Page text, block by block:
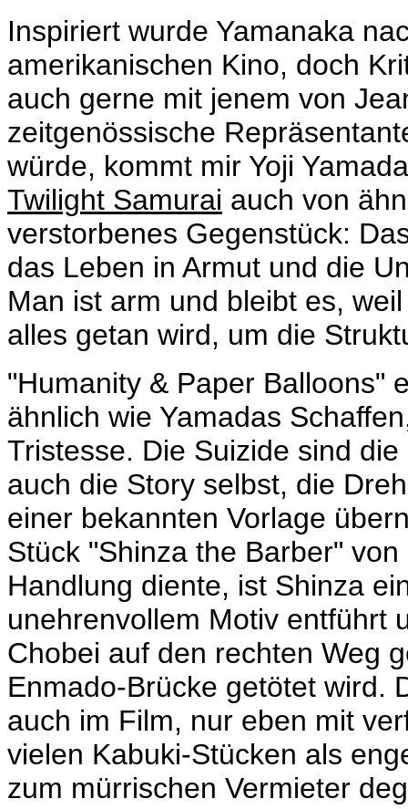
Inspiriert wurde Yamanaka
amerikanischen Kino, doch
auch gerne mit jenem von
zeitgenössische
würde, kommt mir Yoji
Twilight Samurai auch von
verstorbenes Gegenstück:
das Leben in Armut und die
Man ist arm und bleibt es,
alles getan wird, um die
"Humanity & Paper Balloons"
ähnlich wie Yamadas
Tristesse. Die Suizide sind
auch die Story selbst, die
einer bekannten Vorlage
Stück "Shinza the Barber"
Handlung diente, ist Shinza
unehrenvollem Motiv entführt
Chobei auf den rechten Weg
Enmado-Brücke getötet wird.
auch im Film, nur eben mit
vielen Kabuki-Stücken als
zum mürrischen Vermieter